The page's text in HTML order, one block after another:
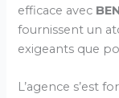
efficace avec
fournissent un
exigeants que
L’agence s’est